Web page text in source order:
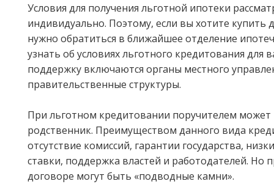
Условия для получения льготной ипотеки
индивидуально. Поэтому, если вы хотите купить
нужно обратиться в ближайшее отделение
узнать об условиях льготного кредитования для
поддержку включаются органы местного
правительственные структуры.
При льготном кредитовании поручителем может
родственник. Преимуществом данного вида
отсутствие комиссий, гарантии государства,
ставки, поддержка властей и работодателей. Но
договоре могут быть «подводные камни».